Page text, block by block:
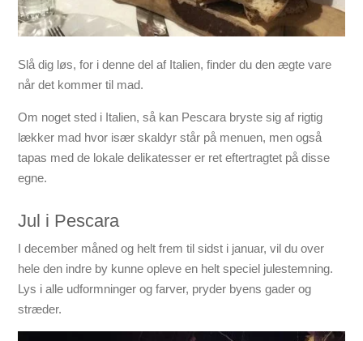
Slå dig løs, for i denne del af Italien, finder du den ægte vare
når det kommer til mad.
Om noget sted i Italien, så kan Pescara bryste sig af rigtig
lækker mad hvor især skaldyr står på menuen, men også
tapas med de lokale delikatesser er ret eftertragtet på disse
egne.
Jul i Pescara
I december måned og helt frem til sidst i januar, vil du over
hele den indre by kunne opleve en helt speciel julestemning.
Lys i alle udformninger og farver, pryder byens gader og
stræder.